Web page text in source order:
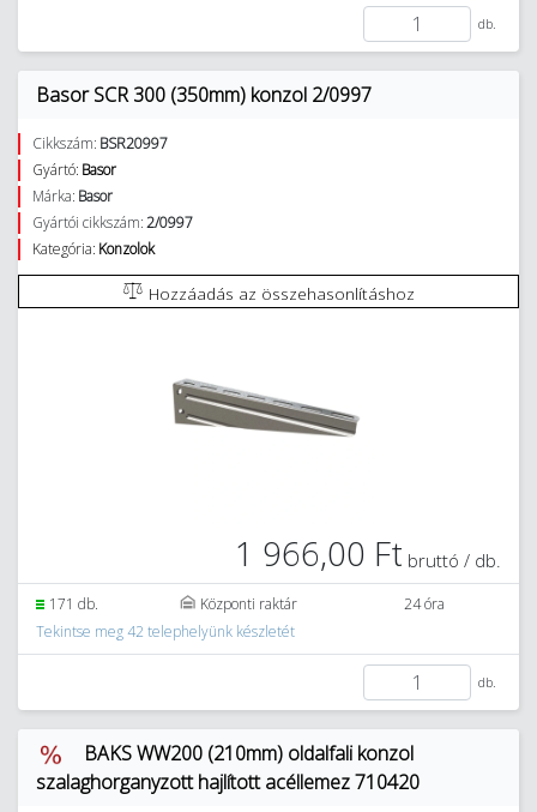
db.
Basor SCR 300 (350mm) konzol 2/0997
Cikkszám: BSR20997
Gyártó: Basor
Márka: Basor
Gyártói cikkszám:2/0997
Kategória: Konzolok
Hozzáadás az összehasonlításhoz
1 966,00 Ft bruttó / db.
171 db. Központi raktár
24 óra
Tekintse meg 42 telephelyünk készletét
db.
BAKS WW200 (210mm) oldalfali konzol
szalaghorganyzott hajlított acéllemez 710420